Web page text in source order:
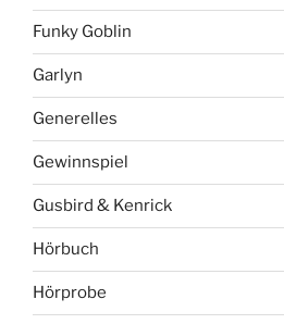
Funky Goblin
Garlyn
Generelles
Gewinnspiel
Gusbird & Kenrick
Hörbuch
Hörprobe